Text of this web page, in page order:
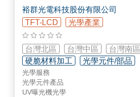
裕群光電科技股份有限公司
TFT-LCD
光學產業
台灣北區 台灣中區
台灣南區
硬脆材料加工
光學元件/部品
精密清洗/表面處理/翻修加工
光學服務
光學元件產品
UV曝光機光學